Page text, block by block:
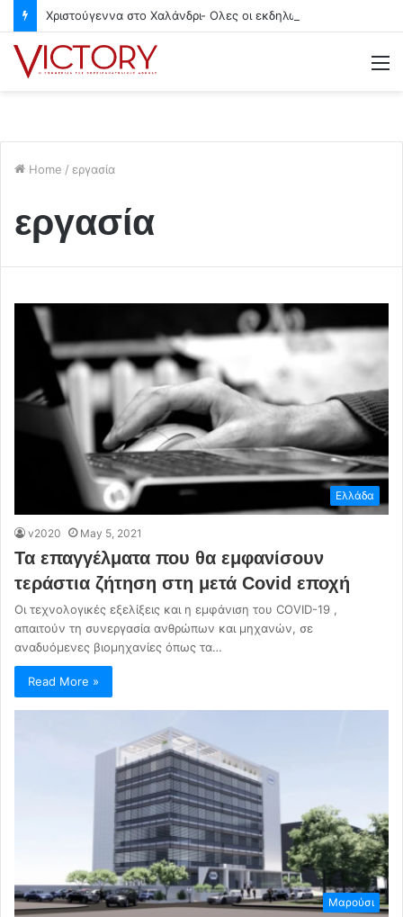
Home / εργασία
εργασία
Ελλάδα
v2020 May 5, 2021
Τα επαγγέλματα που θα εμφανίσουν
τεράστια ζήτηση στη μετά Covid εποχή
Οι τεχνολογικές εξελίξεις και η εμφάνιση του COVID-19 ,
απαιτούν τη συνεργασία ανθρώπων και μηχανών, σε
αναδυόμενες βιομηχανίες όπως τα…
Read More »
Μαρούσι